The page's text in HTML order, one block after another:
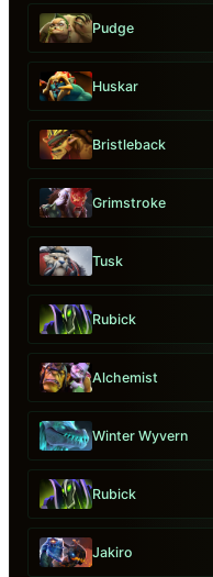
Pudge
Huskar
Bristleback
Grimstroke
Tusk
Rubick
Alchemist
Winter Wyvern
Rubick
Jakiro